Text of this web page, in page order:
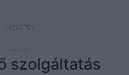
szolgáltatás